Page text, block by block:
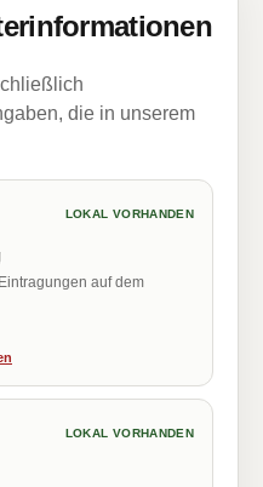
die in unserem
LOKAL VORHANDEN
auf dem
LOKAL VORHANDEN